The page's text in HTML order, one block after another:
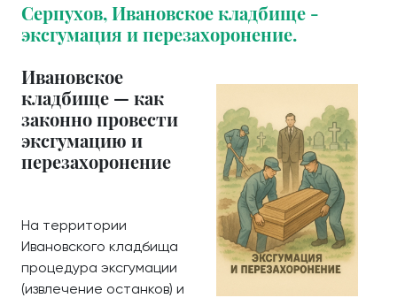
Серпухов, Ивановское кладбище -
эксгумация и перезахоронение.
Ивановское
кладбище — как
законно провести
эксгумацию и
перезахоронение
На территории
Ивановского кладбища
процедура эксгумации
(извлечение останков) и